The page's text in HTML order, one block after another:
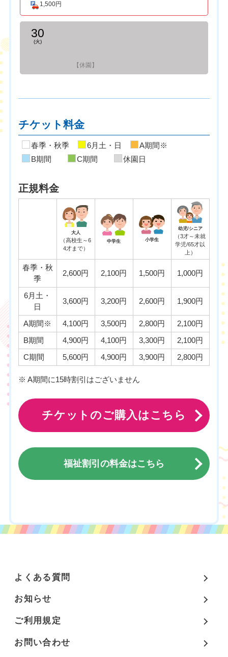
1,500円
30
(火)
【休園】
チケット料金
春季・秋季 6月土・日
A期間※
B期間
C期間 休園日
正規料金
大人
（高校生～6
4才まで）
中学生 小学生
幼児/シニア
（3才～未就
学児/65才以
上）
春季・秋
季
2,600円 2,100円 1,500円 1,000円
6月土・
日
3,600円 3,200円 2,600円 1,900円
A期間※ 4,100円 3,500円 2,800円
2,100円
B期間
4,900円 4,100円 3,300円
2,100円
C期間
5,600円 4,900円 3,900円 2,800円
※ A期間に15時割引はございません
チケットのご購入はこちら
福祉割引の料金はこちら
よくある質問
お知らせ
ご利用規定
お問い合わせ